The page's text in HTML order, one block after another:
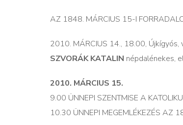
AZ 1848. MÁRCIUS 15-I
2010. MÁRCIUS 14., 18.00, Újkígyós,
SZVORÁK KATALIN népdalénekes,
2010. MÁRCIUS 15.
9.00 ÜNNEPI SZENTMISE A
10.30 ÜNNEPI MEGEMLÉKEZÉS AZ